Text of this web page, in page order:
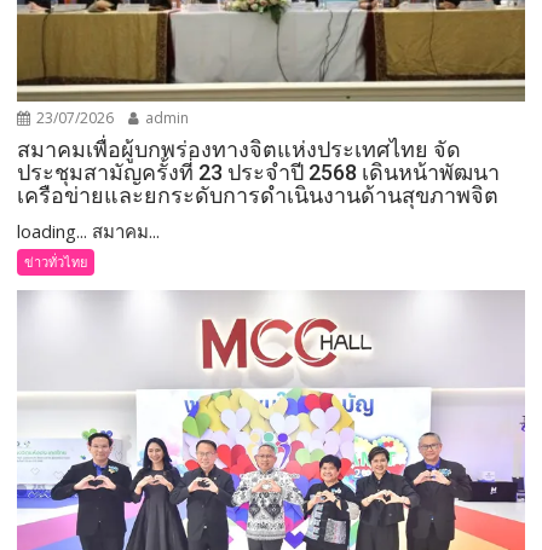
23/07/2026 admin
สมาคมเพื่อผู้บกพร่องทางจิตแห่งประเทศไทย จัด
ประชุมสามัญครั้งที่ 23 ประจำปี 2568 เดินหน้าพัฒนา
เครือข่ายและยกระดับการดำเนินงานด้านสุขภาพจิต
loading... สมาคม...
ข่าวทั่วไทย